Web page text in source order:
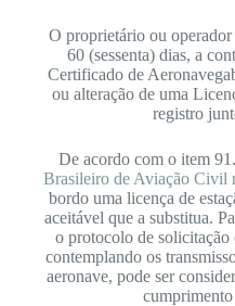
O proprietário ou
60 (sessenta) dias, a
Certificado de
ou alteração de uma
registro
De acordo com o item
Brasileiro de Aviação Civil
bordo uma licença de
aceitável que a substitua.
o protocolo de
contemplando os
aeronave, pode ser